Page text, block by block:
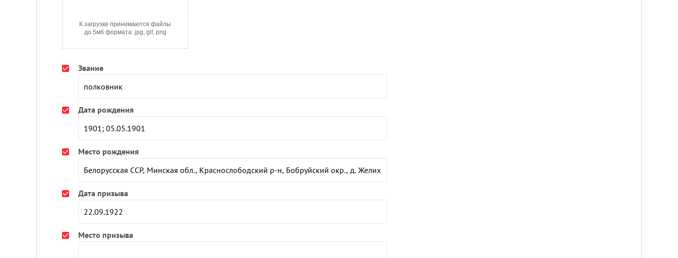
К загрузке принимаются файлы
до 5мб формата: jpg, gif, png
Звание
Дата рождения
Место рождения
Дата призыва
Место призыва